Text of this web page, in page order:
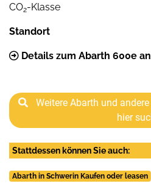
CO2-Klasse
Standort
Details zum Abarth 600e
Weitere Abarth und
hier
Stattdessen können Sie auch:
Abarth in Schwerin Kaufen oder leasen